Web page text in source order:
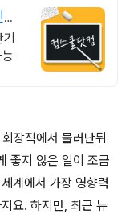
장직에서 물러난뒤
좋지 않은 일이 조금
계에서 가장 영향력
요. 하지만, 최근 뉴